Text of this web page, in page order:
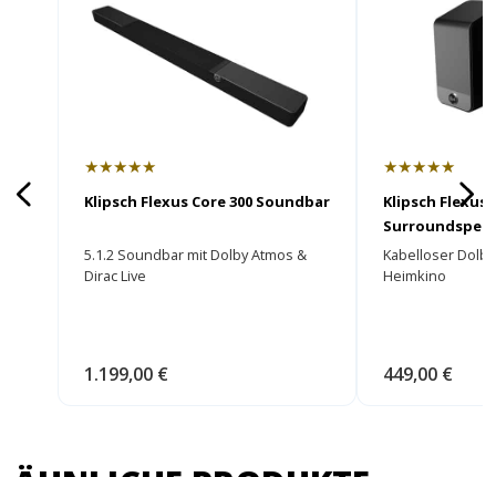
★★★★★
Klipsch Flexus Core 300 Soundbar
5.1.2 Soundbar mit Dolby Atmos &
Dirac Live
1.199,00 €
★★★★★
Klipsch Flexus
Kabelloser
Heimkino
449,00 €